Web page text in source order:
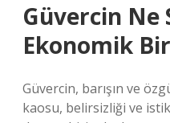
Güvercin Ne
Ekonomik
Güvercin, barışın ve
kaosu, belirsizliği ve